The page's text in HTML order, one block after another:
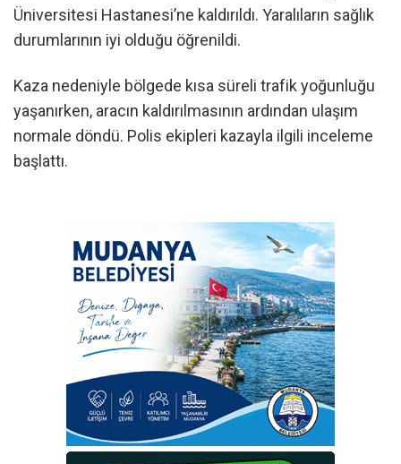
Üniversitesi Hastanesi’ne kaldırıldı. Yaralıların sağlık
durumlarının iyi olduğu öğrenildi.
Kaza nedeniyle bölgede kısa süreli trafik yoğunluğu
yaşanırken, aracın kaldırılmasının ardından ulaşım
normale döndü. Polis ekipleri kazayla ilgili inceleme
başlattı.